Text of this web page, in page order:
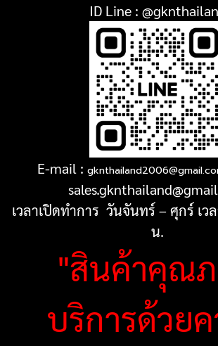
ID Line :
E-mail :
เวลาเปิดทำการ วันจันทร์ – ศุกร์ เว
น.
"สินค้าคุณ
บริการด้วย